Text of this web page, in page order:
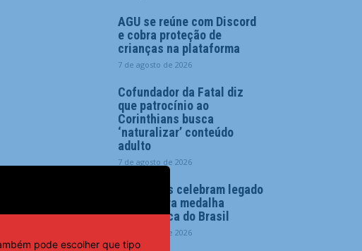
AGU se reúne com Discord
e cobra proteção de
crianças na plataforma
7 de agosto de 2026
Cofundador da Fatal diz
que patrocínio ao
Corinthians busca
‘naturalizar’ conteúdo
adulto
7 de agosto de 2026
Familiares celebram legado
de primeira medalha
paralímpica do Brasil
7 de agosto de 2026
pode escolher que tipo